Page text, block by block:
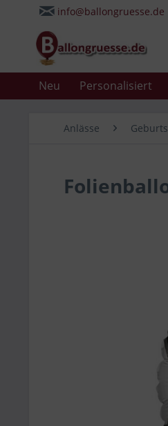
info@ballongruesse.de
Neu Personalisiert
Anlässe